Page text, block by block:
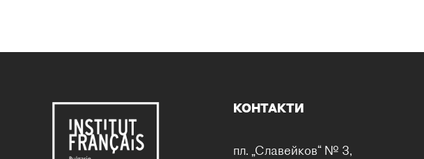
КОНТАКТИ
пл. „Славейков“ № 3,